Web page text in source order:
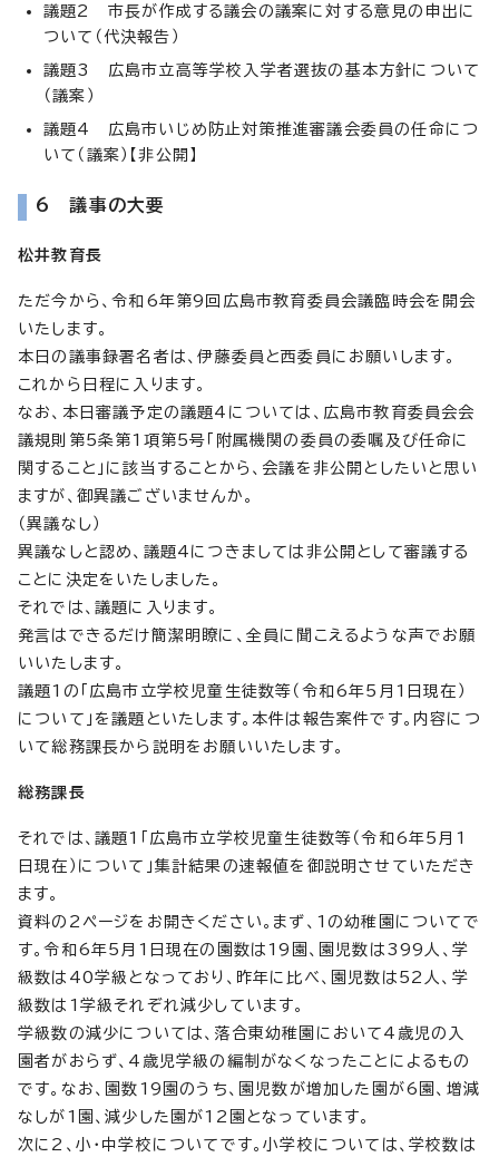
議題2 市長が作成する議会の議案に対する意見の申出に
ついて（代決報告）
議題3 広島市立高等学校入学者選抜の基本方針について
（議案）
議題4 広島市いじめ防止対策推進審議会委員の任命につ
いて（議案）【非公開】
6 議事の大要
松井教育長
ただ今から、令和6年第9回広島市教育委員会議臨時会を開会
いたします。
本日の議事録署名者は、伊藤委員と西委員にお願いします。
これから日程に入ります。
なお、本日審議予定の議題4については、広島市教育委員会会
議規則第5条第1項第5号「附属機関の委員の委嘱及び任命に
関すること」に該当することから、会議を非公開としたいと思い
ますが、御異議ございませんか。
（異議なし）
異議なしと認め、議題4につきましては非公開として審議する
ことに決定をいたしました。
それでは、議題に入ります。
発言はできるだけ簡潔明瞭に、全員に聞こえるような声でお願
いいたします。
議題1の「広島市立学校児童生徒数等（令和6年5月1日現在）
について」を議題といたします。本件は報告案件です。内容につ
いて総務課長から説明をお願いいたします。
総務課長
それでは、議題1「広島市立学校児童生徒数等（令和6年5月1
日現在）について」集計結果の速報値を御説明させていただき
ます。
資料の2ページをお開きください。まず、1の幼稚園についてで
す。令和6年5月1日現在の園数は19園、園児数は399人、学
級数は40学級となっており、昨年に比べ、園児数は52人、学
級数は1学級それぞれ減少しています。
学級数の減少については、落合東幼稚園において4歳児の入
園者がおらず、4歳児学級の編制がなくなったことによるもの
です。なお、園数19園のうち、園児数が増加した園が6園、増減
なしが1園、減少した園が12園となっています。
次に2、小・中学校についてです。小学校については、学校数は